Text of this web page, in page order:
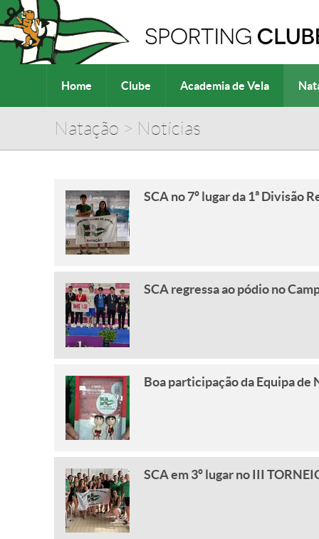
Home Clube Academia de Vela
Natação > Notícias
SCA no 7º lugar da 1ª Divisão
SCA regressa ao pódio no
Boa participação da Equipa
SCA em 3º lugar no III